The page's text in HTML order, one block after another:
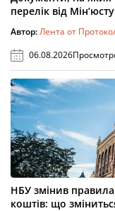
перелік від Мін’юсту
Автор:Лента от
06.08.2026
НБУ змінив
коштів: що